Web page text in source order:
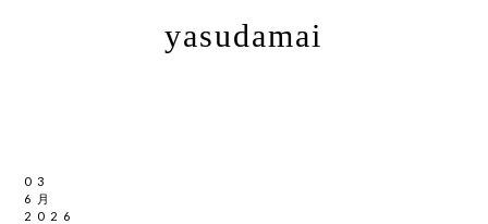
yasudamai
03
6月
2026